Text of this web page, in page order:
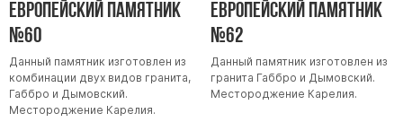
Европейский памятник
№60
Данный памятник изготовлен из
комбинации двух видов гранита,
Габбро и Дымовский.
Местороджение Карелия.
Европейский памятник
№62
Данный памятник изготовлен из
гранита Габбро и Дымовский.
Местороджение Карелия.